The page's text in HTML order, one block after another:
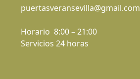
puertasveransevilla@gmail.com
Horario 8:00 – 21:00
Servicios 24 horas